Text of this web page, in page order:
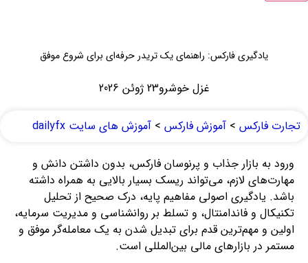
یادگیری فارکس: راهنمای یک تریدر حرفه‌ای برای شروع موفق
غزل خوشرو23 ژوئن 2026
تجارت فارکس > آموزش فارکس > آموزش های سایت dailyfx
ورود به بازار جذاب و پرنوسان فارکس، بدون داشتن دانش و
مهارت‌های لازم، می‌تواند ریسک بسیار بالایی به همراه داشته
باشد. یادگیری اصولی مفاهیم پایه، درک صحیح از تحلیل
تکنیکال و فاندامنتال، و تسلط بر روانشناسی و مدیریت سرمایه،
اولین و مهم‌ترین قدم برای تبدیل شدن به یک معامله‌گر موفق و
مستمر در بازارهای مالی بین‌المللی است.